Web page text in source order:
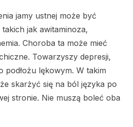
jamy ustnej może być
jak awitaminoza,
Choroba ta może mieć
Towarzyszy depresji,
lękowym. W takim
skarżyć się na ból języka po
stronie. Nie muszą boleć oba